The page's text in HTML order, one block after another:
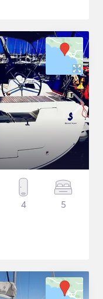
4 5